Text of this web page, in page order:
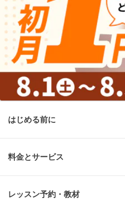
はじめる前に
料金とサービス
レッスン予約・教材